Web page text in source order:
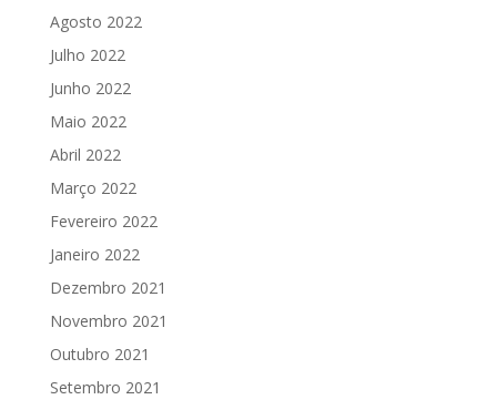
Agosto 2022
Julho 2022
Junho 2022
Maio 2022
Abril 2022
Março 2022
Fevereiro 2022
Janeiro 2022
Dezembro 2021
Novembro 2021
Outubro 2021
Setembro 2021